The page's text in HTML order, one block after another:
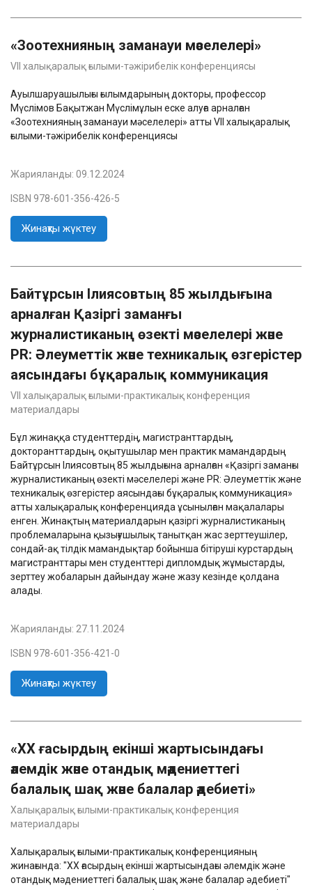
«Зоотехнияның заманауи мәселелері»
VII халықаралық ғылыми-тәжірибелік конференциясы
Ауылшаруашылығы ғылымдарының докторы, профессор
Мүслімов Бақытжан Мүслімұлын еске алуға арналған
«Зоотехнияның заманауи мәселелері» атты VII халықаралық
ғылыми-тәжірибелік конференциясы
Жарияланды: 09.12.2024
ISBN 978-601-356-426-5
Жинақты жүктеу
Байтұрсын Ілиясовтың 85 жылдығына
арналған Қазіргі заманғы
журналистиканың өзекті мәселелері және
PR: Әлеуметтік және техникалық өзгерістер
аясындағы бұқаралық коммуникация
VII халықаралық ғылыми-практикалық конференция
материалдары
Бұл жинаққа студенттердің, магистранттардың,
докторанттардың, оқытушылар мен практик мамандардың
Байтұрсын Ілиясовтың 85 жылдығына арналған «Қазіргі заманғы
журналистиканың өзекті мәселелері және PR: Әлеуметтік және
техникалық өзгерістер аясындағы бұқаралық коммуникация»
атты халықаралық конференцияда ұсынылған мақалалары
енген. Жинақтың материалдарын қазіргі журналистиканың
проблемаларына қызығушылық танытқан жас зерттеушілер,
сондай-ақ тілдік мамандықтар бойынша бітіруші курстардың
магистранттары мен студенттері дипломдық жұмыстарды,
зерттеу жобаларын дайындау және жазу кезінде қолдана
алады.
Жарияланды: 27.11.2024
ISBN 978-601-356-421-0
Жинақты жүктеу
«ХХ ғасырдың екінші жартысындағы
әлемдік және отандық мәдениеттегі
балалық шақ және балалар әдебиеті»
Халықаралық ғылыми-практикалық конференция
материалдары
Халықаралық ғылыми-практикалық конференцияның
жинағында: "ХХ ғасырдың екінші жартысындағы әлемдік және
отандық мәдениеттегі балалық шақ және балалар әдебиеті"